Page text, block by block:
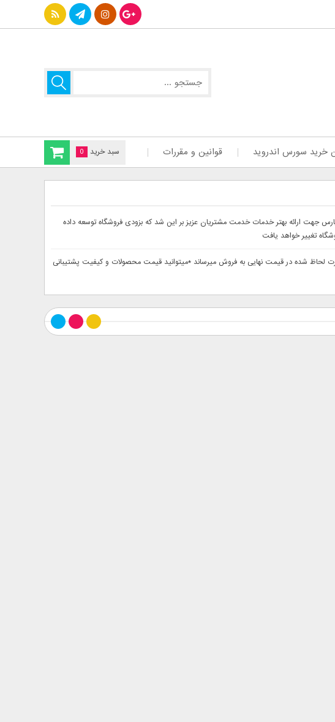
سبد خرید 0 خرید سورس اندروید قوانین و مقررات
کنار همراهان بودیم . وب سایت دینا پارس جهت ارائه بهتر خدمات خدمت مشتریان عزیز بر این شد که بزودی فروشگاه توسعه داده
تغییر خواهد یافت
خدمات خدمت مشتریان عزیز. تمام محصولات خود را از 30تا 60درصد تخفیف دار بصورت لحاظ شده در قیمت نهایی به فروش میرساند *میتوانید قیمت محصولات و کیفیت پشتیبانی